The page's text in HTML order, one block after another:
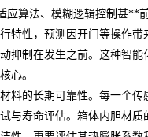
应算法、模糊逻辑控制甚**
特性，预测因开门等操作带
抑制在发生之前。这种智能
心。
料的长期可靠性。每一个传
与寿命评估。箱体内胆材质